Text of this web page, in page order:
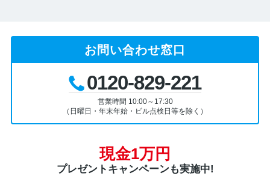
お問い合わせ窓口
0120-829-221
営業時間 10:00～17:30
（日曜日・年末年始・ビル点検日等を除く）
現金1万円
プレゼントキャンペーンも実施中!